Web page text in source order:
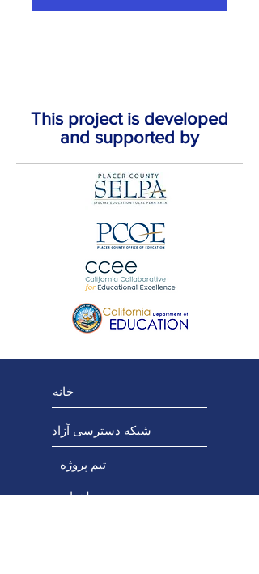
This project is developed
and supported by
خانه
شبکه دسترسی آزاد
تیم پروژه
تیم منطقه‌ای